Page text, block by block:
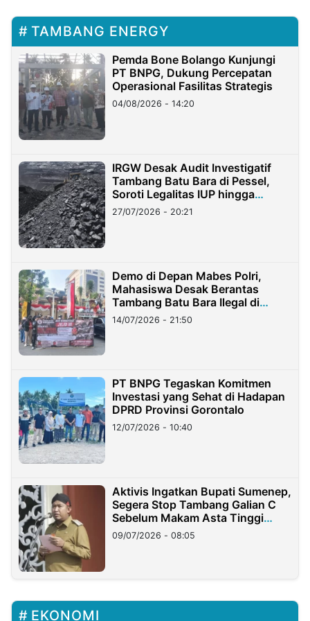
TAMBANG ENERGY
Pemda Bone Bolango Kunjungi
PT BNPG, Dukung Percepatan
Operasional Fasilitas Strategis
04/08/2026 - 14:20
IRGW Desak Audit Investigatif
Tambang Batu Bara di Pessel,
Soroti Legalitas IUP hingga
Stockpile
27/07/2026 - 20:21
Demo di Depan Mabes Polri,
Mahasiswa Desak Berantas
Tambang Batu Bara Ilegal di
Lampung
14/07/2026 - 21:50
PT BNPG Tegaskan Komitmen
Investasi yang Sehat di Hadapan
DPRD Provinsi Gorontalo
12/07/2026 - 10:40
Aktivis Ingatkan Bupati Sumenep,
Segera Stop Tambang Galian C
Sebelum Makam Asta Tinggi
Longsor
09/07/2026 - 08:05
EKONOMI